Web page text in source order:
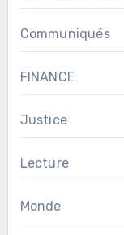
Communiqués
FINANCE
Justice
Lecture
Monde